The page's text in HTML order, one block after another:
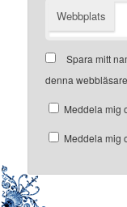
Webbplats
Spara mitt
denna
Meddela mig
Meddela mig